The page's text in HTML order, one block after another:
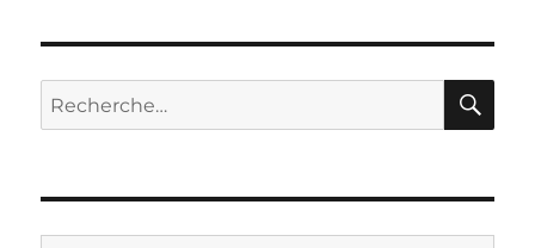
publications
ANT
E
Recherche
pour :
Saisissez votre adresse e-mail…